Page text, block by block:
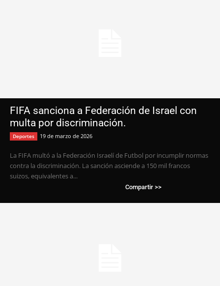
FIFA sanciona a Federación de Israel con
multa por discriminación.
Deportes 19 de marzo de 2026
La FIFA multó a la Federación Israelí de Futbol por incumplir normas
contra la discriminación. La sanción asciende a 150 mil francos
suizos, equivalentes a...
Compartir >>